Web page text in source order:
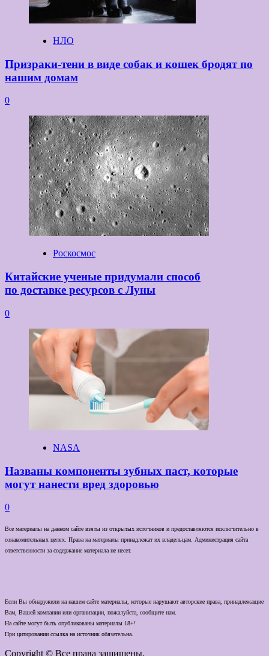
НЛО
Призраки-тени в виде собак и кошек бродят по
нашим домам
0
Роскосмос
Китайские ученые придумали способ
по доставке ресурсов с Луны
0
NASA
Названы компоненты зубных паст, которые
могут нанести вред здоровью
0
Все материалы на данном сайте взяты из открытых источников и предоставляются исключительно в
ознакомительных целях. Права на материалы принадлежат их владельцам. Администрация сайта
ответственности за содержание материала не несет.
Если Вы обнаружили на нашем сайте материалы, которые нарушают авторские права, принадлежащие
Вам, Вашей компании или организации, пожалуйста, сообщите нам.
На сайте могут быть опубликованы материалы 18+!
При цитировании ссылка на источник обязательна.
Copyright © Все права защищены.